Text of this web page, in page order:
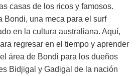
casas de los ricos y famosos.
Bondi, una meca para el surf
en la cultura australiana. Aquí,
regresar en el tiempo y aprender
área de Bondi para los dueños
Bidjigal y Gadigal de la nación